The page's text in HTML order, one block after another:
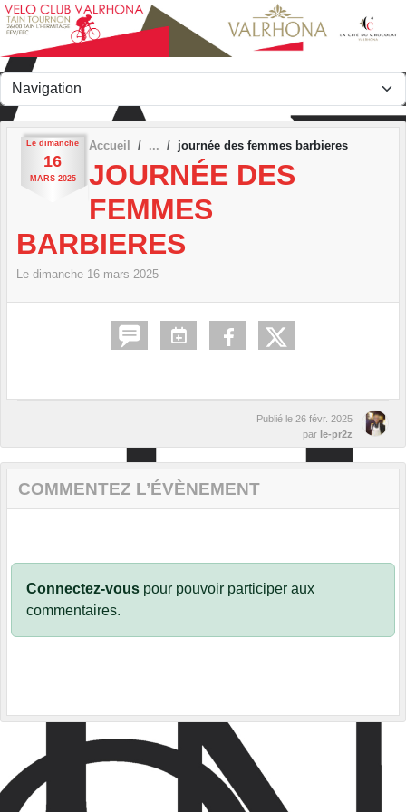
Le dimanche
16
MARS 2025
Accueil journée des femmes barbieres
JOURNÉE DES
FEMMES
BARBIERES
Le dimanche 16 mars 2025
Publié le 26 févr. 2025
par le-pr2z
COMMENTEZ L’ÉVÈNEMENT
Connectez-vous pour pouvoir participer aux
commentaires.
Panneau de gestion des cookies